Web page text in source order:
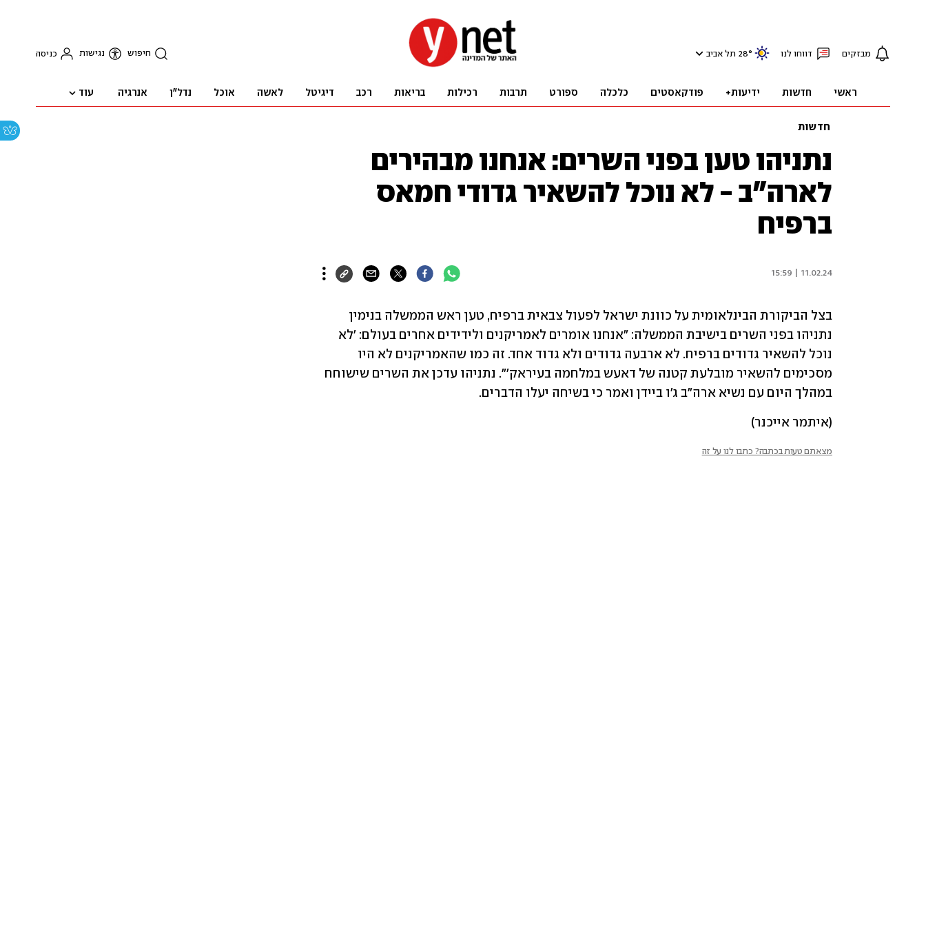
מבזקים דווחו לנו 28° תל אביב חיפוש נגישות כניסה
ראשי חדשות ידיעות+ פודקאסטים כלכלה ספורט תרבות רכילות בריאות רכב דיגיטל לאשה אוכל נדל"ן אנרגיה עוד
חדשות
נתניהו טען בפני השרים: אנחנו מבהירים
לארה"ב - לא נוכל להשאיר גדודי חמאס
ברפיח
11.02.24 | 15:59
במהלך היום עם נשיא ארה"ב ג'ו ביידן ואמר כי בשיחה יעלו הדברים.
(איתמר אייכנר)
מצאתם טעות בכתבה? כתבו לנו על זה